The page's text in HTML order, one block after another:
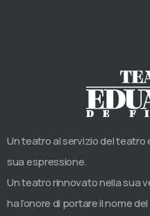
Un teatro al servizio del teatro
sua espressione.
Un teatro rinnovato nella sua
ha l’onore di portare il nome